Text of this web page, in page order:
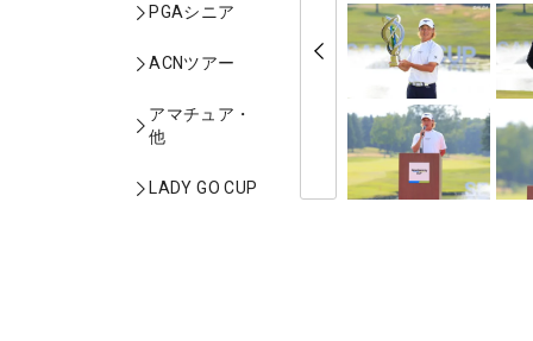
PGAシニア
ACNツアー
アマチュア・
他
LADY GO CUP